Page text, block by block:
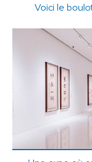
Voici le